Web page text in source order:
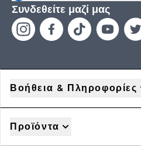
Συνδεθείτε μαζί μας
Βοήθεια & Πληροφορίες
Προϊόντα